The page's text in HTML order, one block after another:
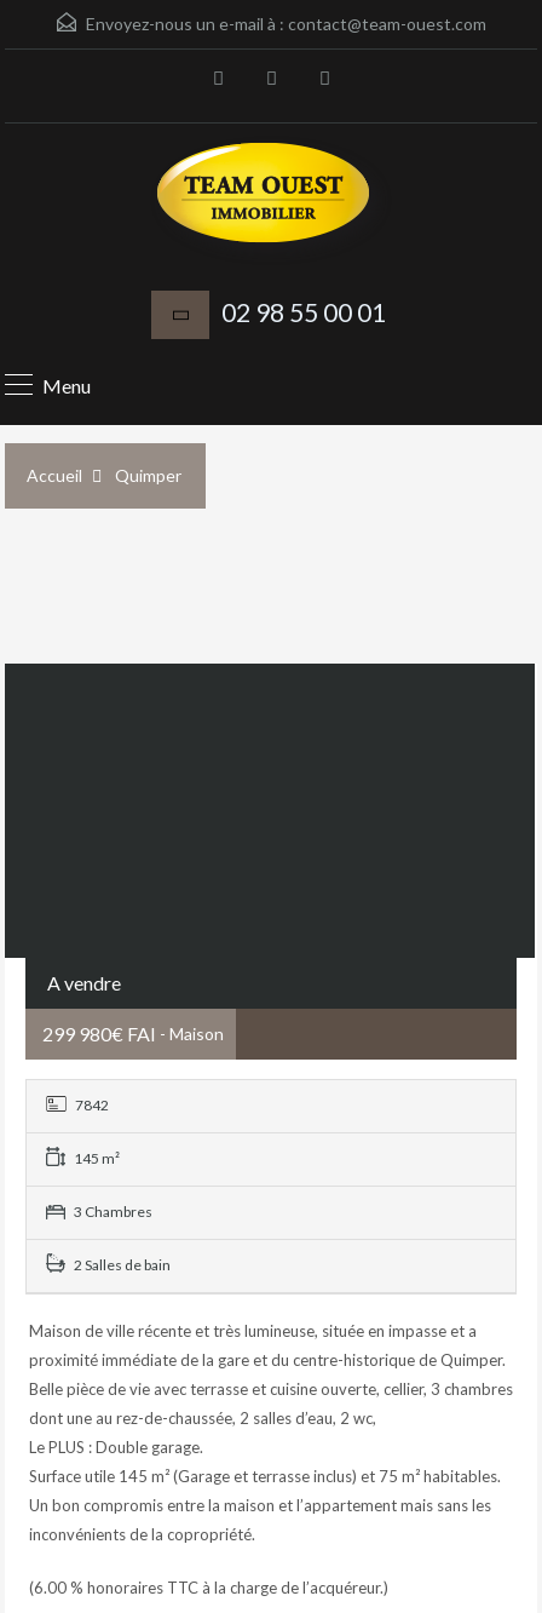
Envoyez-nous un e-mail à : contact@team-ouest.com
02 98 55 00 01
Menu
Accueil Quimper
A vendre
299 980€ FAI - Maison
7842
145 m²
3 Chambres
2 Salles de bain
Maison de ville récente et très lumineuse, située en impasse et a
proximité immédiate de la gare et du centre-historique de Quimper.
Belle pièce de vie avec terrasse et cuisine ouverte, cellier, 3 chambres
dont une au rez-de-chaussée, 2 salles d’eau, 2 wc,
Le PLUS : Double garage.
Surface utile 145 m² (Garage et terrasse inclus) et 75 m² habitables.
Un bon compromis entre la maison et l’appartement mais sans les
inconvénients de la copropriété.
(6.00 % honoraires TTC à la charge de l’acquéreur.)